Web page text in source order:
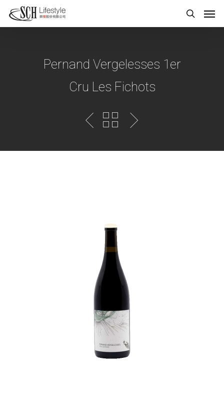
Pernand Vergelesses 1er
Cru Les Fichots